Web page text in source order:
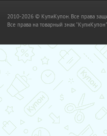
2010-2026 © КупиКупон. Все права
Все права на товарный знак